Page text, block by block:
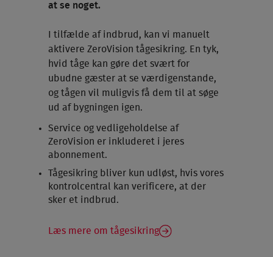
at se noget.
I tilfælde af indbrud, kan vi manuelt
aktivere ZeroVision tågesikring. En tyk,
hvid tåge kan gøre det svært for
ubudne gæster at se værdigenstande,
og tågen vil muligvis få dem til at søge
ud af bygningen igen.
Service og vedligeholdelse af
ZeroVision er inkluderet i jeres
abonnement.
Tågesikring bliver kun udløst, hvis vores
kontrolcentral kan verificere, at der
sker et indbrud.
Læs mere om tågesikring